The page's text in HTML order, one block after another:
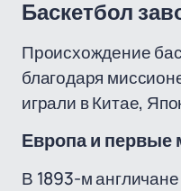
Баскетбол
Происхождение
благодаря
играли в Китае,
Европа и
В 1893-м